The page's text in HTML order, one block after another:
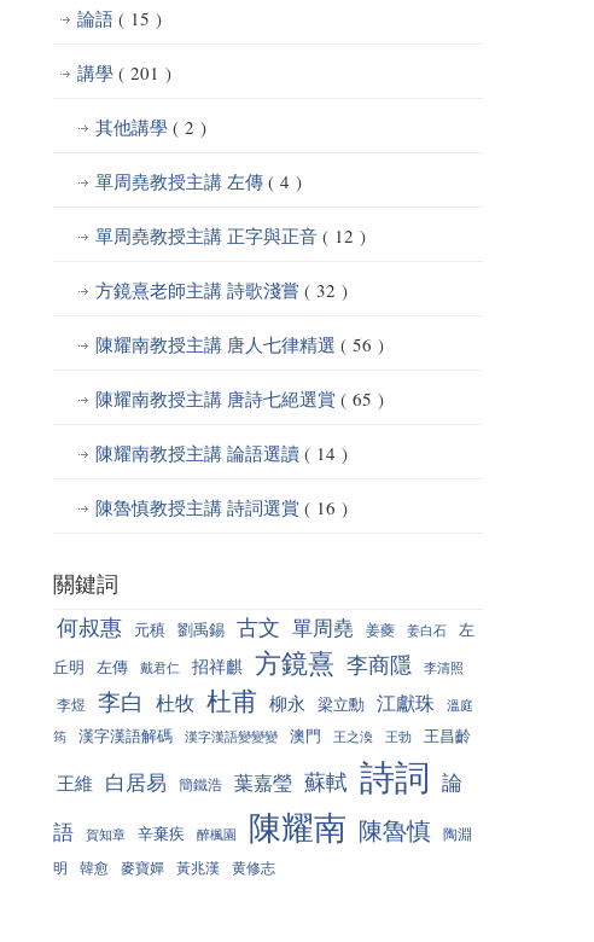
論語 ( 15 )
講學 ( 201 )
其他講學 ( 2 )
單周堯教授主講 左傳 ( 4 )
單周堯教授主講 正字與正音 ( 12 )
方鏡熹老師主講 詩歌淺嘗 ( 32 )
陳耀南教授主講 唐人七律精選 ( 56 )
陳耀南教授主講 唐詩七絕選賞 ( 65 )
陳耀南教授主講 論語選讀 ( 14 )
陳魯慎教授主講 詩詞選賞 ( 16 )
關鍵詞
何叔惠 元稹 劉禹錫 古文 單周堯 姜夔 姜白石
左
丘明
左傳 戴君仁 招祥麒 方鏡熹 李商隱 李清照
李煜 李白 杜牧 杜甫 柳永 梁立勳 江獻珠
溫庭
筠
漢字漢語解碼 漢字漢語變變變 澳門 王之渙 王勃 王昌齡
王維 白居易 簡鐵浩 葉嘉瑩 蘇軾 詩詞 論
語
賀知章 辛棄疾 醉楓園 陳耀南 陳魯慎
陶淵
明
韓愈 麥寶嬋 黃兆漢 黄修志